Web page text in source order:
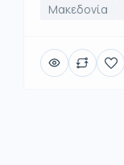
Μακεδονία